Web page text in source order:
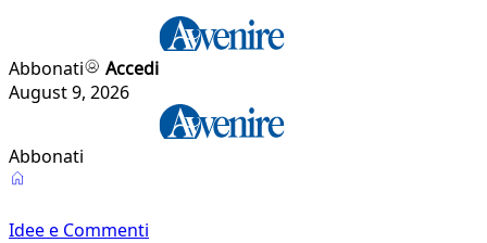
Abbonati
Accedi
August 9, 2026
Abbonati
Idee e Commenti